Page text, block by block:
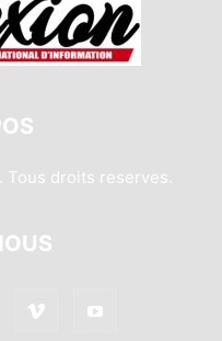
droits reserves.